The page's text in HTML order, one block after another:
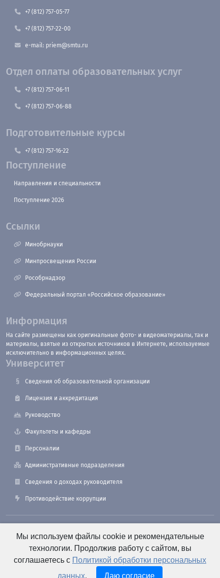
+7 (812) 757-05-77
+7 (812) 757-22-00
e-mail: priem@smtu.ru
Отдел оплаты образовательных услуг
+7 (812) 757-06-11
+7 (812) 757-06-88
Подготовительные курсы
+7 (812) 757-16-22
Поступление
Направления и специальности
Поступление 2026
Ссылки
Минобрнауки
Минпросвещения России
Рособрнадзор
Федеральный портал «Российское образование»
Информация
На сайте размещены как оригинальные фото- и видеоматериалы, так и
материалы, взятые из открытых источников в Интернете, используемые
исключительно в информационных целях.
Университет
Сведения об образовательной организации
Лицензия и аккредитация
Руководство
Факультеты и кафедры
Персоналии
Административные подразделения
Сведения о доходах руководителя
Противодействие коррупции
190121, Санкт-Петербург, ул. Лоцманская, 3
+7 (812) 495-26-48 Оперативный дежурный
Мы используем файлы cookie и рекомендательные
технологии. Продолжив работу с сайтом, вы
соглашаетесь с Политикой обработки персональных
данных. Даю согласие